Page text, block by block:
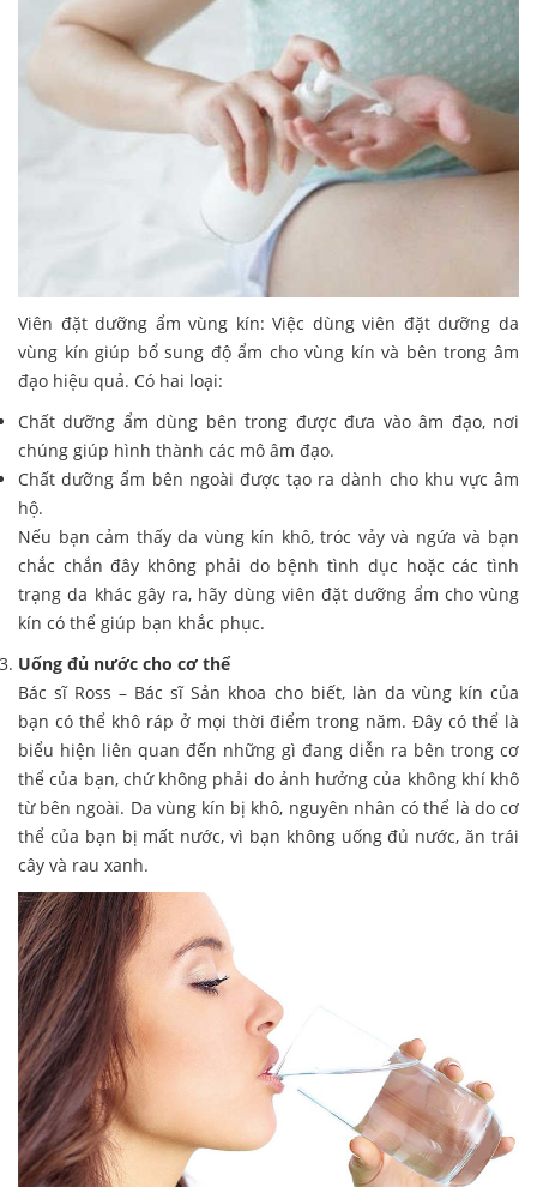
Viên đặt dưỡng ẩm vùng kín: Việc dùng viên đặt dưỡng da
vùng kín giúp bổ sung độ ẩm cho vùng kín và bên trong âm
đạo hiệu quả. Có hai loại:
Chất dưỡng ẩm dùng bên trong được đưa vào âm đạo, nơi
chúng giúp hình thành các mô âm đạo.
Chất dưỡng ẩm bên ngoài được tạo ra dành cho khu vực âm
hộ.
Nếu bạn cảm thấy da vùng kín khô, tróc vảy và ngứa và bạn
chắc chắn đây không phải do bệnh tình dục hoặc các tình
trạng da khác gây ra, hãy dùng viên đặt dưỡng ẩm cho vùng
kín có thể giúp bạn khắc phục.
Uống đủ nước cho cơ thể
Bác sĩ Ross – Bác sĩ Sản khoa cho biết, làn da vùng kín của
bạn có thể khô ráp ở mọi thời điểm trong năm. Đây có thể là
biểu hiện liên quan đến những gì đang diễn ra bên trong cơ
thể của bạn, chứ không phải do ảnh hưởng của không khí khô
từ bên ngoài. Da vùng kín bị khô, nguyên nhân có thể là do cơ
thể của bạn bị mất nước, vì bạn không uống đủ nước, ăn trái
cây và rau xanh.